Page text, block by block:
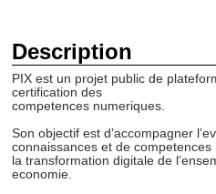
Description
PIX est un projet public de
certification des
competences numeriques.
Son objectif est d’accompagner
connaissances et de
la transformation digitale de
economie.